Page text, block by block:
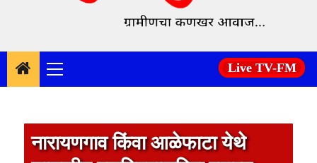
Primary
Menu
Live TV-FM
नारायणगाव किंवा आळेफाटा येथे